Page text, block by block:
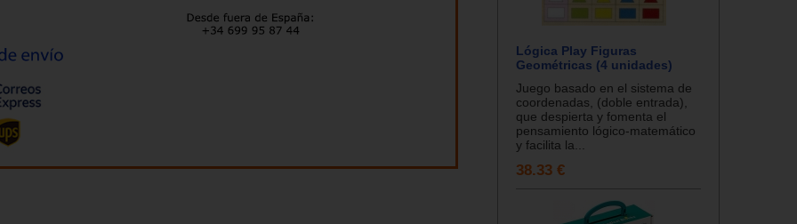
Lógica Play Figuras
Geométricas (4 unidades)
Juego basado en el sistema de
coordenadas, (doble entrada),
que despierta y fomenta el
pensamiento lógico-matemático
y facilita la...
38.33 €